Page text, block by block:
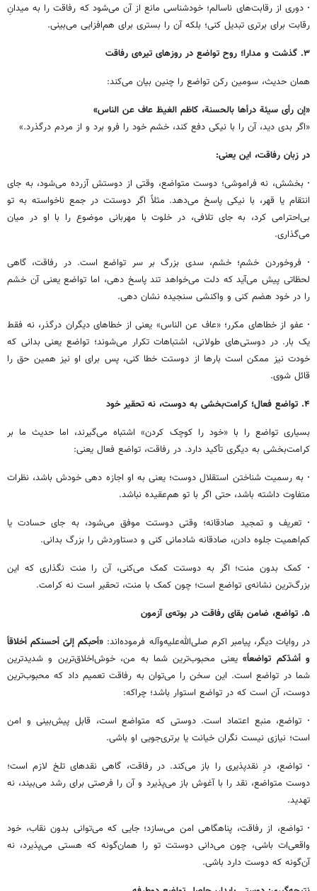
· دوری از رقابت‌های ناسالم؛ خودشناسی مانع از آن می‌شود که رفاقت را به میدانِ
رقابت برای برتری تبدیل کنی؛ بلکه آن را بستری برای هم‌افزایی می‌بینی.
۳. گذشت و مدارا؛ روح تواضع در روزهای تیره‌ی رفاقت
همان حدیث، سومین رکن تواضع را چنین بیان می‌کند:
«إن رأی سیئة درأها بالحسنة، کاظم الغیظ عاف عن الناس»
«اگر بدی دید، آن را با نیکی دفع کند، خشم خود را فرو برد و از مردم درگذرد.»
در زبان رفاقت، این یعنی:
· بخشش، نه فراموشی؛ دوست متواضع، وقتی از دوستش آزرده می‌شود، به جای
انتقام یا قهر، با نیکی پاسخ می‌دهد. مثلاً اگر دوستت در جمع ناخواسته به تو
بی‌احترامی کرد، به جای تلافی، در خلوت با مهربانی موضوع را با او در میان
می‌گذاری.
· فروخوردن خشم؛ خشم، سدی بزرگ بر سر تواضع است. در رفاقت، گاهی
لحظاتی پیش می‌آید که دلت می‌خواهد تند پاسخ دهی، اما تواضع یعنی آن خشم
را در خود هضم کنی و واکنشی سنجیده نشان دهی.
· عفو از خطاهای مکرر؛ «عاف عن الناس» یعنی از خطاهای دیگران درگذر، نه فقط
یک بار. در دوستی‌های طولانی، اشتباهات تکرار می‌شوند؛ تواضع یعنی بدانی که
خودت نیز ممکن است بارها از دوستت خطا کنی، پس برای او نیز همین حق را
قائل شوی.
۴. تواضع فعال؛ کرامت‌بخشی به دوست، نه تحقیر خود
بسیاری تواضع را با «خود را کوچک کردن» اشتباه می‌گیرند، اما حدیث ما بر
کرامت‌بخشی به دیگری تأکید دارد. در رفاقت، تواضع فعال یعنی:
· به رسمیت شناختن استقلال دوست؛ یعنی به او اجازه دهی خودش باشد، نظرات
متفاوت داشته باشد، حتی اگر با تو هم‌عقیده نباشد.
· تعریف و تمجید صادقانه؛ وقتی دوستت موفق می‌شود، به جای حسادت یا
کم‌اهمیت جلوه دادن، صادقانه شادمانی کنی و دستاوردش را بزرگ بدانی.
· کمک بدون منت؛ اگر به دوستت کمک می‌کنی، آن را منت نگذاری که این
بزرگ‌ترین نشانه‌ی تواضع است؛ چون کمک با منت، تحقیر است نه کرامت.
۵. تواضع، ضامن بقای رفاقت در بوته‌ی آزمون
در روایات دیگر، پیامبر اکرم صلی‌الله‌علیه‌وآله فرموده‌اند: «أحبکم إلیّ أحسنکم أخلاقاً
و أشدّکم تواضعاً»یعنی محبوب‌ترین شما به من، خوش‌اخلاق‌ترین و شدیدترین
شما در تواضع است. این سخن را می‌توان به رفاقت تعمیم داد که محبوب‌ترین
دوست، آن است که در تواضع استوار باشد؛ چراکه:
· تواضع، منبع اعتماد است. دوستی که متواضع است، قابل پیش‌بینی و امن
است؛ نیازی نیست نگران خیانت یا برتری‌جویی او باشی.
· تواضع، درِ نقدپذیری را باز می‌کند. در رفاقت، گاهی نقدهای تلخ لازم است؛
دوست متواضع، نقد را با آغوش باز می‌پذیرد و آن را فرصتی برای رشد می‌بیند، نه
تهدید.
· تواضع، از رفاقت، پناهگاهی امن می‌سازد؛ جایی که می‌توانی بدون نقاب، خود
واقعی‌ات باشی، چون می‌دانی دوستت تو را همان‌گونه که هستی می‌پذیرد، نه
آن‌گونه که دوست دارد باشی.